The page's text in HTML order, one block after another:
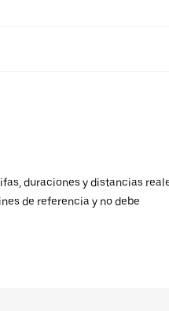
duraciones y distancias
de referencia y no debe